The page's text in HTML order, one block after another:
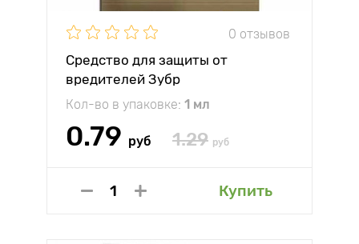
0 отзывов
Средство для защиты от
вредителей Зубр
Кол-во в упаковке: 1 мл
0.79 руб 1.29 руб
Купить